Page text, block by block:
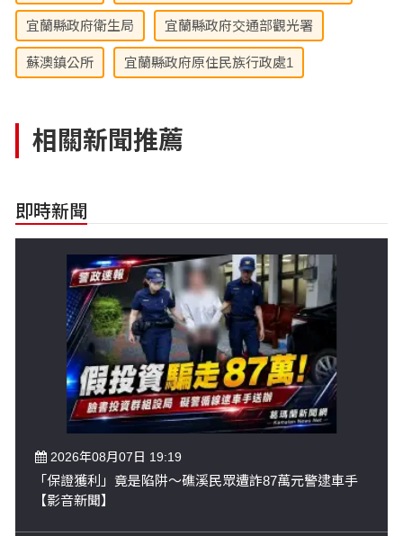
宜蘭縣政府衛生局 宜蘭縣政府交通部觀光署
蘇澳鎮公所 宜蘭縣政府原住民族行政處1
相關新聞推薦
即時新聞
2026年08月07日 19:19
「保證獲利」竟是陷阱～礁溪民眾遭詐87萬元警逮車手
【影音新聞】